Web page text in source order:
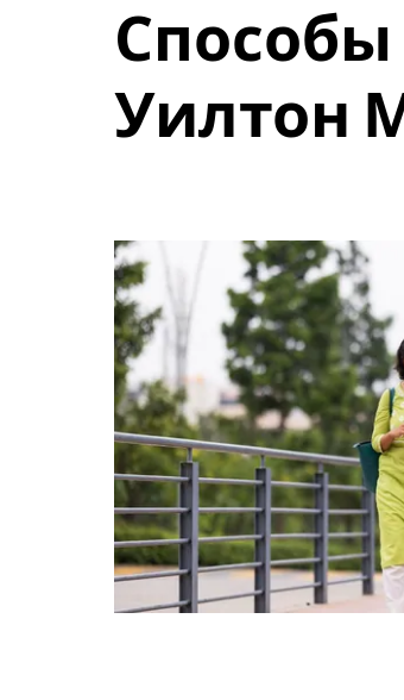
выбрать
дату.
Чтобы
календарь,
нажмите
Esc.
Уилтон